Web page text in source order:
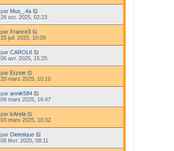
par Mus_.4a
26 oct. 2025, 02:23
par France3
25 juil. 2025, 10:09
par CAROLII
06 avr. 2025, 15:25
par Erzsie
20 mars 2025, 10:10
par annik584
09 mars 2025, 16:47
par kArela
03 mars 2025, 10:32
par Dietetique
06 févr. 2025, 08:11